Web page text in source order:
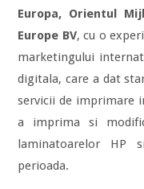
Europa, Orientul
Europe BV, cu o
marketingului
digitala, care a dat
servicii de imprimare
a imprima si
laminatoarelor HP
perioada.